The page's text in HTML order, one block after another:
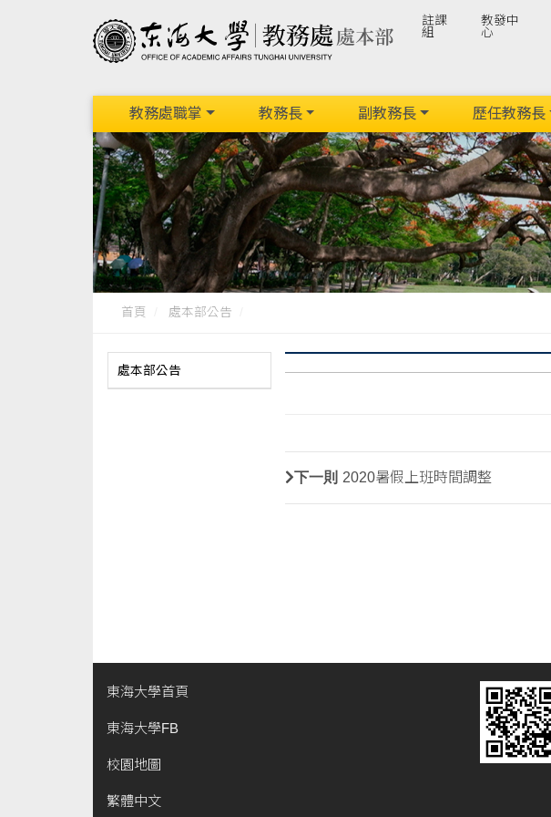
註課
組
教發中
心
教務處職掌 教務長 副教務長 歷任教務長
首頁 處本部公告
處本部公告
下一則 2020暑假上班時間調整
東海大學首頁
東海大學FB
校園地圖
繁體中文